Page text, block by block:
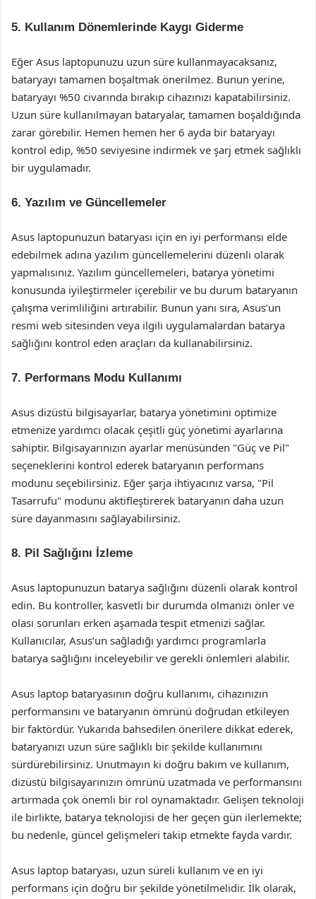
5. Kullanım Dönemlerinde Kaygı Giderme
Eğer Asus laptopunuzu uzun süre kullanmayacaksanız,
bataryayı tamamen boşaltmak önerilmez. Bunun yerine,
bataryayı %50 civarında bırakıp cihazınızı kapatabilirsiniz.
Uzun süre kullanılmayan bataryalar, tamamen boşaldığında
zarar görebilir. Hemen hemen her 6 ayda bir bataryayı
kontrol edip, %50 seviyesine indirmek ve şarj etmek sağlıklı
bir uygulamadır.
6. Yazılım ve Güncellemeler
Asus laptopunuzun bataryası için en iyi performansı elde
edebilmek adına yazılım güncellemelerini düzenli olarak
yapmalısınız. Yazılım güncellemeleri, batarya yönetimi
konusunda iyileştirmeler içerebilir ve bu durum bataryanın
çalışma verimliliğini artırabilir. Bunun yanı sıra, Asus’un
resmi web sitesinden veya ilgili uygulamalardan batarya
sağlığını kontrol eden araçları da kullanabilirsiniz.
7. Performans Modu Kullanımı
Asus dizüstü bilgisayarlar, batarya yönetimini optimize
etmenize yardımcı olacak çeşitli güç yönetimi ayarlarına
sahiptir. Bilgisayarınızın ayarlar menüsünden "Güç ve Pil"
seçeneklerini kontrol ederek bataryanın performans
modunu seçebilirsiniz. Eğer şarja ihtiyacınız varsa, "Pil
Tasarrufu" modunu aktifleştirerek bataryanın daha uzun
süre dayanmasını sağlayabilirsiniz.
8. Pil Sağlığını İzleme
Asus laptopunuzun batarya sağlığını düzenli olarak kontrol
edin. Bu kontroller, kasvetli bir durumda olmanızı önler ve
olası sorunları erken aşamada tespit etmenizi sağlar.
Kullanıcılar, Asus’un sağladığı yardımcı programlarla
batarya sağlığını inceleyebilir ve gerekli önlemleri alabilir.
Asus laptop bataryasının doğru kullanımı, cihazınızın
performansını ve bataryanın ömrünü doğrudan etkileyen
bir faktördür. Yukarıda bahsedilen önerilere dikkat ederek,
bataryanızı uzun süre sağlıklı bir şekilde kullanımını
sürdürebilirsiniz. Unutmayın ki doğru bakım ve kullanım,
dizüstü bilgisayarınızın ömrünü uzatmada ve performansını
artırmada çok önemli bir rol oynamaktadır. Gelişen teknoloji
ile birlikte, batarya teknolojisi de her geçen gün ilerlemekte;
bu nedenle, güncel gelişmeleri takip etmekte fayda vardır.
Asus laptop bataryası, uzun süreli kullanım ve en iyi
performans için doğru bir şekilde yönetilmelidir. İlk olarak,